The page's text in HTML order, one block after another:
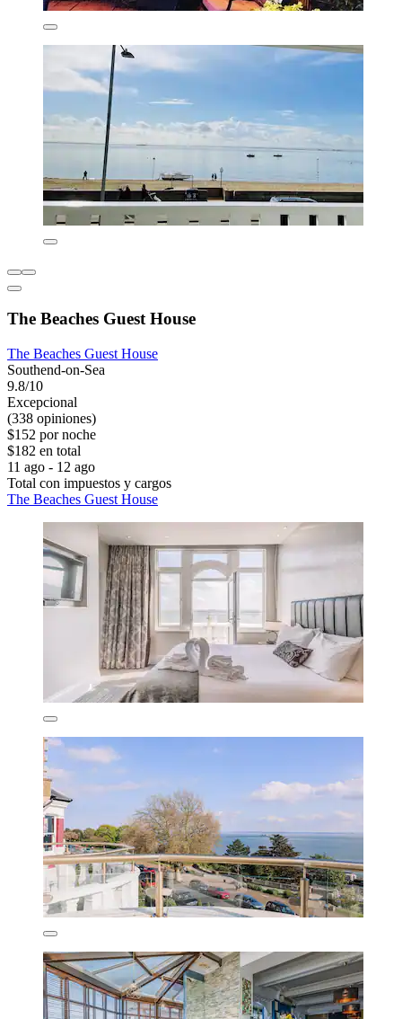
The Beaches Guest House
The Beaches Guest House
Southend-on-Sea
9.8/10
Excepcional
(338 opiniones)
$152 por noche
$182 en total
11 ago - 12 ago
Total con impuestos y cargos
The Beaches Guest House